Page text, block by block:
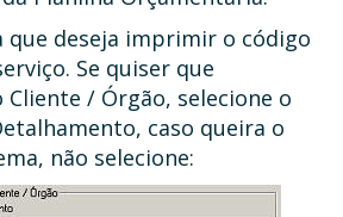
que deseja imprimir o código
Se quiser que
Cliente / Órgão, selecione o
caso queira o
não selecione: